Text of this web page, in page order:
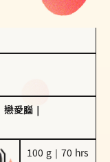
戀愛腦
100 g｜70 hrs